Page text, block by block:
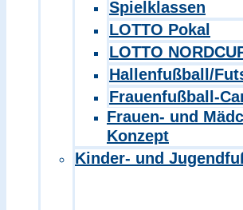
Spielklassen
LOTTO Pokal
LOTTO
Hallenfußball/
Frauenfußball-
Frauen- und
Konzept
Kinder- und